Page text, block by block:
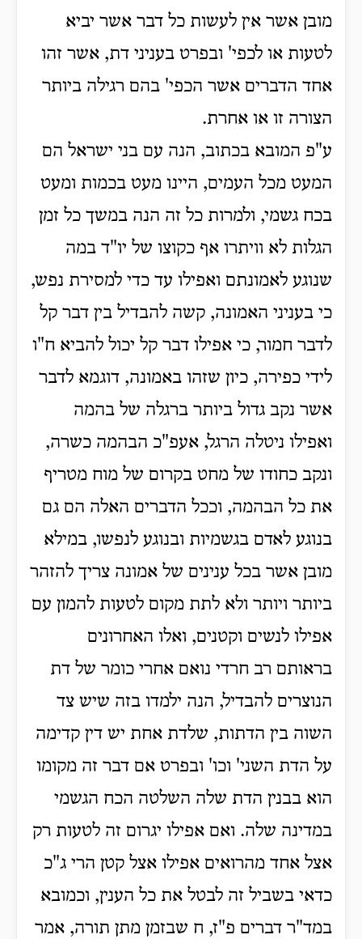
מובן אשר אין לעשות כל דבר אשר יביא
לטעות או לכפי' ובפרט בעניני דת, אשר זהו
אחד הדברים אשר הכפי' בהם רגילה ביותר
הצורה זו או אחרת.
ע"פ המובא בכתוב, הנה עם בני ישראל הם
המעט מכל העמים, היינו מעט בכמות ומעט
בכח גשמי, ולמרות כל זה הנה במשך כל זמן
הגלות לא וויתרו אף כקוצו של יו"ד במה
שנוגע לאמונתם ואפילו עד כדי למסירת נפש,
כי בעניני האמונה, קשה להבדיל בין דבר קל
לדבר חמור, כי אפילו דבר קל יכול להביא ח"ו
לידי כפירה, כיון שזהו באמונה, דוגמא לדבר
אשר נקב גדול ביותר ברגלה של בהמה
ואפילו ניטלה הרגל, אעפ"כ הבהמה כשרה,
ונקב כחודו של מחט בקרום של מוח מטריף
את כל הבהמה, וככל הדברים האלה הם גם
בנוגע לאדם בגשמיות ובנוגע לנפשו, במילא
מובן אשר בכל ענינים של אמונה צריך להזהר
ביותר ויותר ולא לתת מקום לטעות להמון עם
אפילו לנשים וקטנים, ואלו האחרונים
בראותם רב חרדי נואם אחרי כומר של דת
הנוצרים להבדיל, הנה ילמדו בזה שיש צד
השוה בין הדתות, שלדת אחת יש דין קדימה
על הדת השני' וכו' ובפרט אם דבר זה מקומו
הוא בבנין הדת שלה השלטה הכח הגשמי
במדינה שלה. ואם אפילו יגרום זה לטעות רק
אצל אחד מהרואים אפילו אצל קטן הרי ג"כ
כדאי בשביל זה לבטל את כל הענין, וכמובא
במד"ר דברים פ"ז, ח שבזמן מתן תורה, אמר